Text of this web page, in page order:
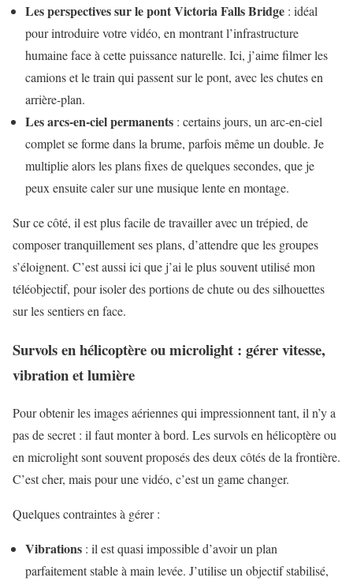
Les perspectives sur le pont Victoria Falls Bridge : idéal
pour introduire votre vidéo, en montrant l’infrastructure
humaine face à cette puissance naturelle. Ici, j’aime filmer les
camions et le train qui passent sur le pont, avec les chutes en
arrière-plan.
Les arcs-en-ciel permanents : certains jours, un arc-en-ciel
complet se forme dans la brume, parfois même un double. Je
multiplie alors les plans fixes de quelques secondes, que je
peux ensuite caler sur une musique lente en montage.
Sur ce côté, il est plus facile de travailler avec un trépied, de
composer tranquillement ses plans, d’attendre que les groupes
s’éloignent. C’est aussi ici que j’ai le plus souvent utilisé mon
téléobjectif, pour isoler des portions de chute ou des silhouettes
sur les sentiers en face.
Survols en hélicoptère ou microlight : gérer vitesse,
vibration et lumière
Pour obtenir les images aériennes qui impressionnent tant, il n’y a
pas de secret : il faut monter à bord. Les survols en hélicoptère ou
en microlight sont souvent proposés des deux côtés de la frontière.
C’est cher, mais pour une vidéo, c’est un game changer.
Quelques contraintes à gérer :
Vibrations : il est quasi impossible d’avoir un plan
parfaitement stable à main levée. J’utilise un objectif stabilisé,